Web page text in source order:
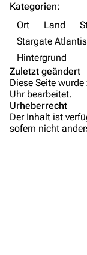
FAQ
Wiki-
Organisationen
Der NID
Der Trust
Das Stargate-
US-
Robert Kinsey
Henry Hayes
Kategorien:
Ort
Land
Stargate Atlantis
Hintergrund
Zuletzt geändert
Diese Seite
Uhr bearbeitet.
Urheberrecht
Der Inhalt ist
sofern nicht